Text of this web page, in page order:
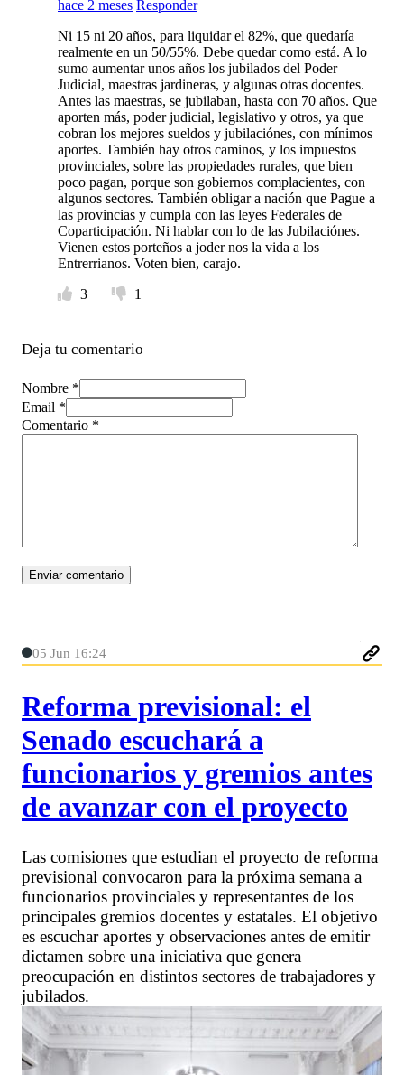
hace 2 meses Responder
Ni 15 ni 20 años, para liquidar el 82%, que quedaría
realmente en un 50/55%. Debe quedar como está. A lo
sumo aumentar unos años los jubilados del Poder
Judicial, maestras jardineras, y algunas otras docentes.
Antes las maestras, se jubilaban, hasta con 70 años. Que
aporten más, poder judicial, legislativo y otros, ya que
cobran los mejores sueldos y jubilaciónes, con mínimos
aportes. También hay otros caminos, y los impuestos
provinciales, sobre las propiedades rurales, que bien
poco pagan, porque son gobiernos complacientes, con
algunos sectores. También obligar a nación que Pague a
las provincias y cumpla con las leyes Federales de
Coparticipación. Ni hablar con lo de las Jubilaciónes.
Vienen estos porteños a joder nos la vida a los
Entrerrianos. Voten bien, carajo.
3
1
Deja tu comentario
Nombre *
Email *
Comentario *
05 Jun 16:24
Reforma previsional: el
Senado escuchará a
funcionarios y gremios antes
de avanzar con el proyecto
Las comisiones que estudian el proyecto de reforma
previsional convocaron para la próxima semana a
funcionarios provinciales y representantes de los
principales gremios docentes y estatales. El objetivo
es escuchar aportes y observaciones antes de emitir
dictamen sobre una iniciativa que genera
preocupación en distintos sectores de trabajadores y
jubilados.